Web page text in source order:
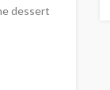
dessert